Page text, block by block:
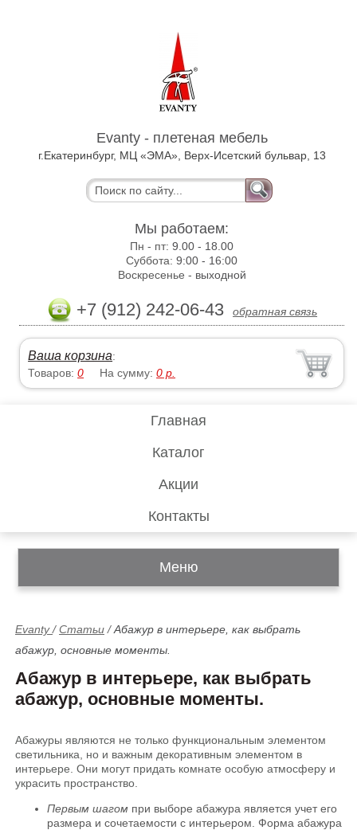
Evanty - плетеная мебель
г.Екатеринбург, МЦ «ЭМА», Верх-Исетский бульвар, 13
Мы работаем:
Пн - пт:9.00 - 18.00
Суббота:9:00 - 16:00
Воскресенье - выходной
+7 (912) 242-06-43 обратная связь
Ваша корзина:
Товаров:0 На сумму:0 р.
Главная
Каталог
Акции
Контакты
Меню
Evanty/Статьи /Абажур в интерьере, как выбрать
абажур, основные моменты.
Абажур в интерьере, как выбрать
абажур, основные моменты.
Абажуры являются не только функциональным элементом
светильника, но и важным декоративным элементом в
интерьере. Они могут придать комнате особую атмосферу и
украсить пространство.
Первым шагом при выборе абажура является учет его
размера и сочетаемости с интерьером. Форма абажура